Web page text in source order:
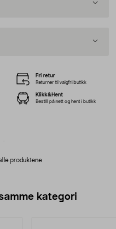
produktene
Fri retur
Returner til valgfri butikk
Klikk&Hent
Bestill på nett og hent i butikk
kategori